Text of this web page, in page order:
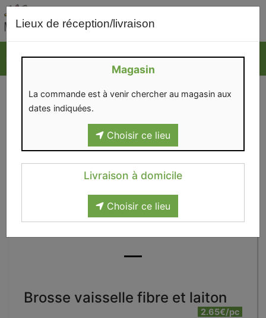
Lieux de réception/livraison
Magasin
La commande est à venir chercher au magasin aux
dates indiquées.
Choisir ce lieu
Livraison à domicile
Choisir ce lieu
Brosse vaisselle fibre et laiton
2.65€/pc